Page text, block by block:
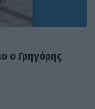
ο Γρηγόρης